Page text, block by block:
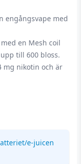
engångsvape med
en Mesh coil
till 600 bloss.
mg nikotin och är
e-juicen